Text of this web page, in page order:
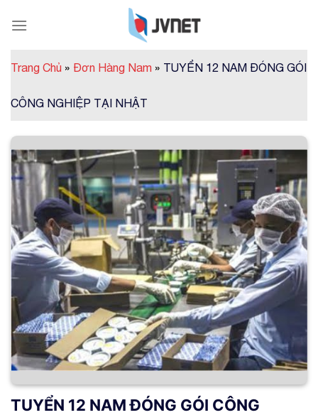
Trang Chủ » Đơn Hàng Nam » TUYỂN 12 NAM ĐÓNG GÓI
CÔNG NGHIỆP TẠI NHẬT
TUYỂN 12 NAM ĐÓNG GÓI CÔNG